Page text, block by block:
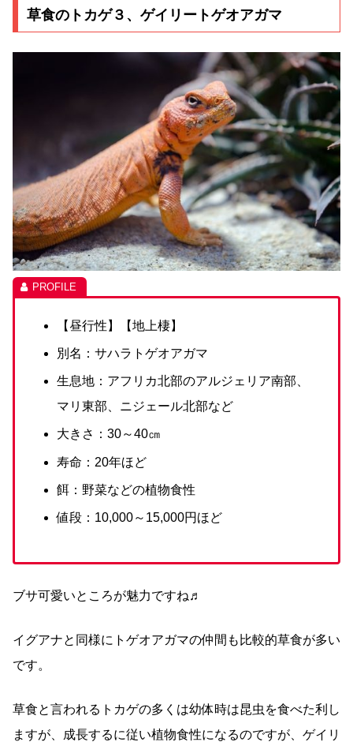
草食のトカゲ３、ゲイリートゲオアガマ
【昼行性】【地上棲】
別名：サハラトゲオアガマ
生息地：アフリカ北部のアルジェリア南部、
マリ東部、ニジェール北部など
大きさ：30～40㎝
寿命：20年ほど
餌：野菜などの植物食性
値段：10,000～15,000円ほど
ブサ可愛いところが魅力ですね♬
イグアナと同様にトゲオアガマの仲間も比較的草食が多い
です。
草食と言われるトカゲの多くは幼体時は昆虫を食べた利し
ますが、成長するに従い植物食性になるのですが、ゲイリ